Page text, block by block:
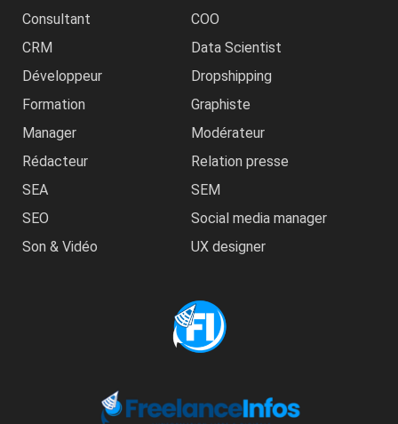
Consultant
COO
CRM
Data Scientist
Développeur
Dropshipping
Formation
Graphiste
Manager
Modérateur
Rédacteur
Relation presse
SEA
SEM
SEO
Social media manager
Son & Vidéo
UX designer